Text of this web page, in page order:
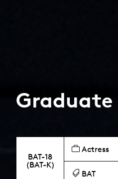
Graduate
BAT-18
(BAT-K)
Actress
BAT